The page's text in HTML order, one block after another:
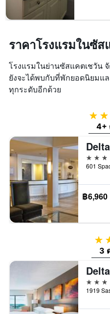
ราคาโรงแรมในซัส
โรงแรมในย่านซัสแคตเชวัน
ยังจะได้พบกับที่พักยอดนิยมแ
ทุกระดับอีกด้วย
4+
4 ดาว
฿6,960
3
3 ดาว